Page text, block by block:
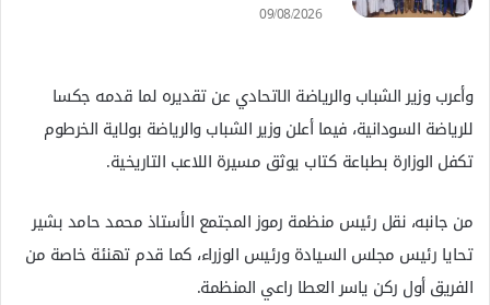
09/08/2026
وأعرب وزير الشباب والرياضة الاتحادي عن تقديره لما قدمه جكسا
للرياضة السودانية، فيما أعلن وزير الشباب والرياضة بولاية الخرطوم
تكفل الوزارة بطباعة كتاب يوثق مسيرة اللاعب التاريخية.
من جانبه، نقل رئيس منظمة رموز المجتمع الأستاذ محمد حامد بشير
تحايا رئيس مجلس السيادة ورئيس الوزراء، كما قدم تهنئة خاصة من
الفريق أول ركن ياسر العطا راعي المنظمة.